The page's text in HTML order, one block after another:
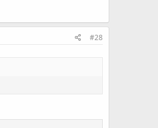
#28